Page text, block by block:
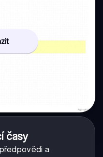
časy
a